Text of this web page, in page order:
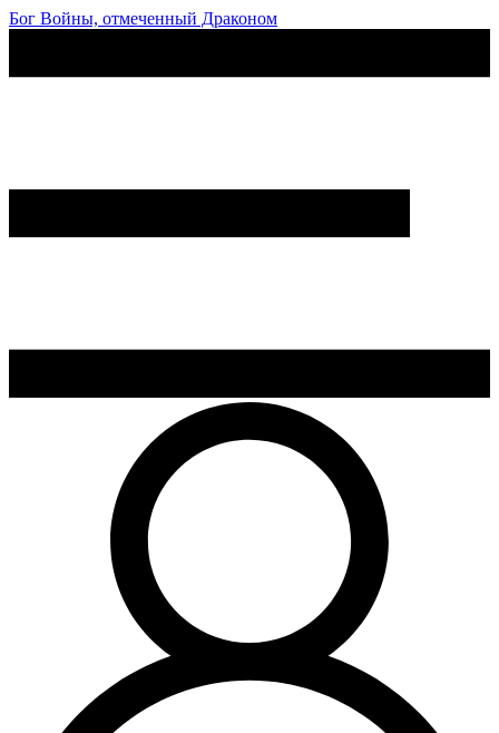
Бог Войны, отмеченный Драконом